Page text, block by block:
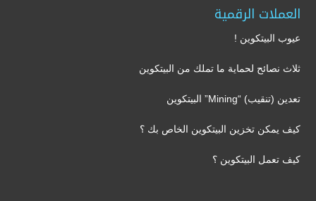
العملات الرقمية
عيوب البيتكوين !
ثلاث نصائح لحماية ما تملك من البيتكوين
تعدين (تنقيب) “Mining” البيتكوين
كيف يمكن تخزين البيتكوين الخاص بك ؟
كيف تعمل البيتكوين ؟